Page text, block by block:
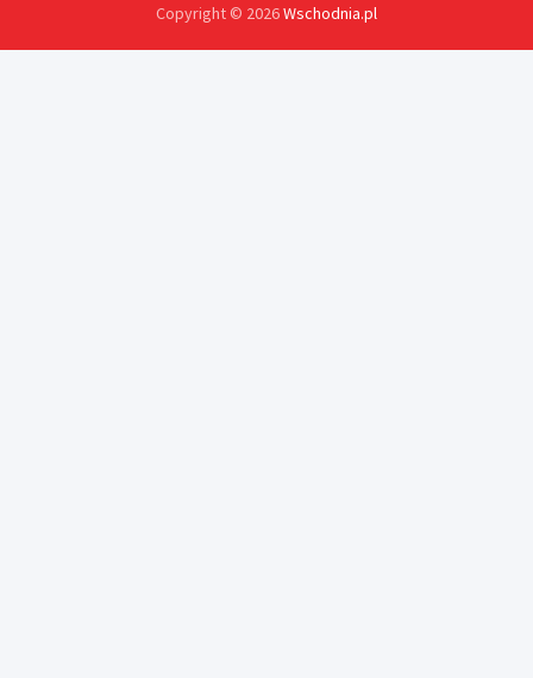
Copyright © 2026Wschodnia.pl